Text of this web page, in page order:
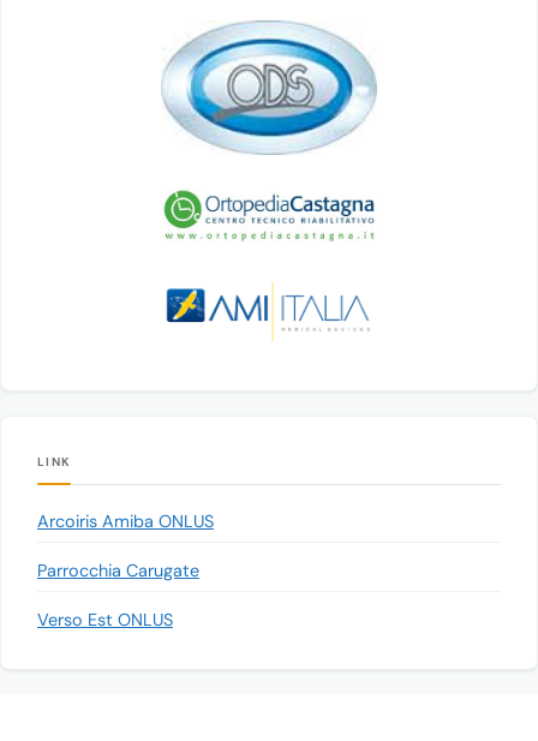
LINK
Arcoiris Amiba ONLUS
Parrocchia Carugate
Verso Est ONLUS